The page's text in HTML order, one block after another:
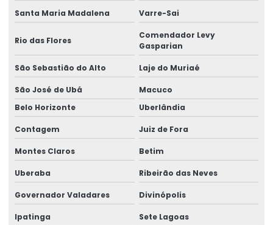
Santa Maria Madalena Varre-Sai
Rio das Flores
Comendador Levy
Gasparian
São Sebastião do Alto Laje do Muriaé
São José de Ubá
Macuco
Belo Horizonte
Uberlândia
Contagem Juiz de Fora
Montes Claros Betim
Uberaba Ribeirão das Neves
Governador Valadares Divinópolis
Ipatinga Sete Lagoas